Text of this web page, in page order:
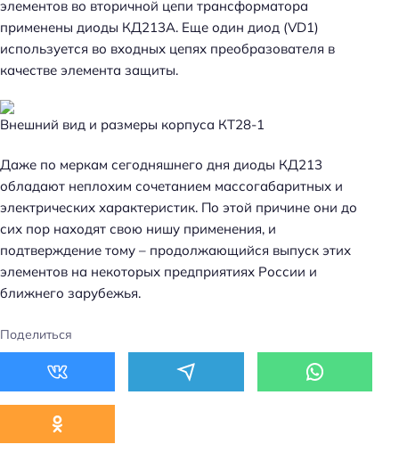
элементов во вторичной цепи трансформатора
применены диоды КД213А. Еще один диод (VD1)
используется во входных цепях преобразователя в
качестве элемента защиты.
Внешний вид и размеры корпуса КТ28-1
Даже по меркам сегодняшнего дня диоды КД213
обладают неплохим сочетанием массогабаритных и
электрических характеристик. По этой причине они до
сих пор находят свою нишу применения, и
подтверждение тому – продолжающийся выпуск этих
элементов на некоторых предприятиях России и
ближнего зарубежья.
Поделиться